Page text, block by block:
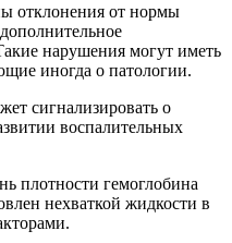
отклонения от нормы
нарушения могут иметь
иногда о патологии.
сигнализировать о
воспалительных
плотности гемоглобина
нехваткой жидкости в